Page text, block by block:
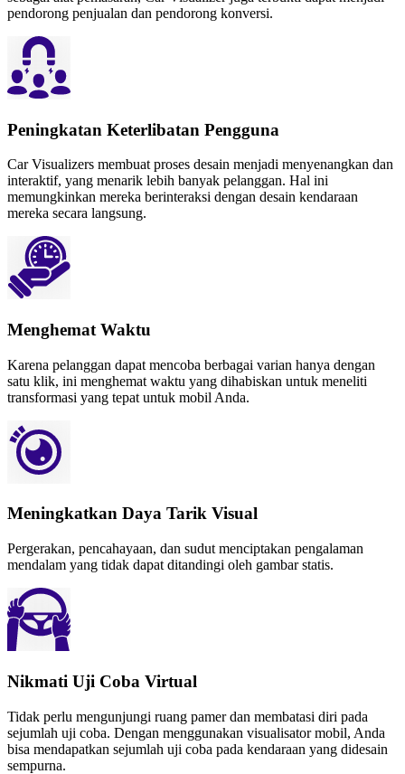
pendorong penjualan dan pendorong konversi.
Peningkatan Keterlibatan Pengguna
Car Visualizers membuat proses desain menjadi menyenangkan dan
interaktif, yang menarik lebih banyak pelanggan. Hal ini
memungkinkan mereka berinteraksi dengan desain kendaraan
mereka secara langsung.
Menghemat Waktu
Karena pelanggan dapat mencoba berbagai varian hanya dengan
satu klik, ini menghemat waktu yang dihabiskan untuk meneliti
transformasi yang tepat untuk mobil Anda.
Meningkatkan Daya Tarik Visual
Pergerakan, pencahayaan, dan sudut menciptakan pengalaman
mendalam yang tidak dapat ditandingi oleh gambar statis.
Nikmati Uji Coba Virtual
Tidak perlu mengunjungi ruang pamer dan membatasi diri pada
sejumlah uji coba. Dengan menggunakan visualisator mobil, Anda
bisa mendapatkan sejumlah uji coba pada kendaraan yang didesain
sempurna.